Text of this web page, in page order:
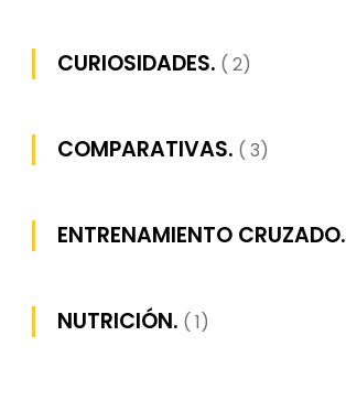
CURIOSIDADES. ( 2)
COMPARATIVAS. ( 3)
ENTRENAMIENTO CRUZADO.
NUTRICIÓN. ( 1)